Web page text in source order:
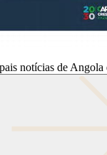
notícias de